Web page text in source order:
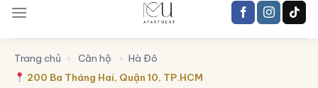
Trang chủ › Căn hộ › Hà Đô
200 Ba Tháng Hai, Quận 10, TP.HCM